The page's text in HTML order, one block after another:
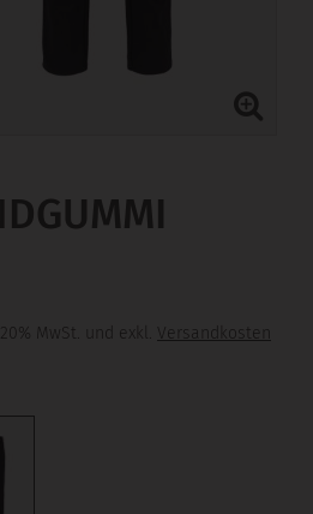
20% MwSt. und exkl. Versandkosten